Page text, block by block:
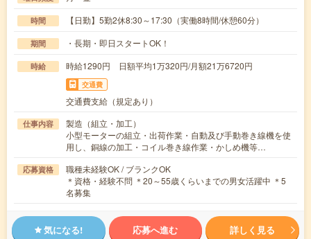
時間 【日勤】5勤2休8:30～17:30（実働8時間/休憩60分）
期間 ・長期・即日スタートOK！
時給 時給1290円 日額平均1万320円/月額21万6720円
交通費
交通費支給（規定あり）
仕事内容
製造（組立・加工）
小型モーターの組立・出荷作業・自動及び手動巻き線機を使
用し、銅線の加工・コイル巻き線作業・かしめ機等…
応募資格
職種未経験OK / ブランクOK
＊資格・経験不問 ＊20～55歳くらいまでの男女活躍中 ＊5
名募集
気になる! 応募へ進む 詳しく見る